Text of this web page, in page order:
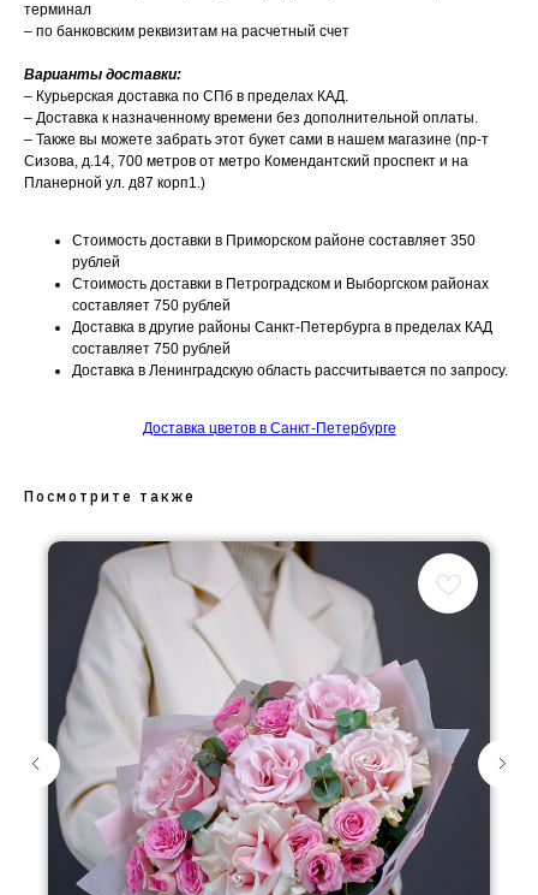
терминал
– по банковским реквизитам на расчетный счет
Варианты доставки:
– Курьерская доставка по СПб в пределах КАД.
– Доставка к назначенному времени без дополнительной оплаты.
– Также вы можете забрать этот букет сами в нашем магазине (пр-т
Сизова, д.14, 700 метров от метро Комендантский проспект и на
Планерной ул. д87 корп1.)
Стоимость доставки в Приморском районе составляет 350
рублей
Стоимость доставки в Петроградском и Выборгском районах
составляет 750 рублей
Доставка в другие районы Санкт-Петербурга в пределах КАД
составляет 750 рублей
Доставка в Ленинградскую область рассчитывается по запросу.
Доставка цветов в Санкт-Петербурге
Посмотрите также